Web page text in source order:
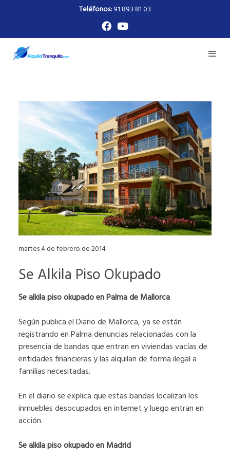
Teléfonos:91 893 81 03
martes 4 de febrero de 2014
Se Alkila Piso Okupado
Se alkila piso okupado en Palma de Mallorca
Según publica el Diario de Mallorca, ya se están
registrando en Palma denuncias relacionadas con la
presencia de bandas que entran en viviendas vacías de
entidades financieras y las alquilan de forma ilegal a
familias necesitadas.
En el diario se explica que estas bandas localizan los
inmuebles desocupados en internet y luego entran en
acción.
Se alkila piso okupado en Madrid